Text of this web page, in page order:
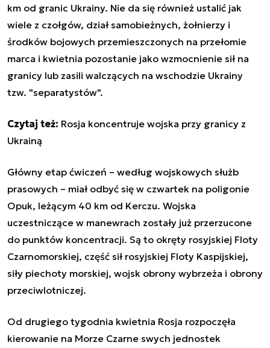
km od granic Ukrainy. Nie da się również ustalić jak
wiele z czołgów, dział samobieżnych, żołnierzy i
środków bojowych przemieszczonych na przełomie
marca i kwietnia pozostanie jako wzmocnienie sił na
granicy lub zasili walczących na wschodzie Ukrainy
tzw. "separatystów".
Czytaj też: Rosja koncentruje wojska przy granicy z
Ukrainą
Główny etap ćwiczeń – według wojskowych służb
prasowych – miał odbyć się w czwartek na poligonie
Opuk, leżącym 40 km od Kerczu. Wojska
uczestniczące w manewrach zostały już przerzucone
do punktów koncentracji. Są to okręty rosyjskiej Floty
Czarnomorskiej, część sił rosyjskiej Floty Kaspijskiej,
siły piechoty morskiej, wojsk obrony wybrzeża i obrony
przeciwlotniczej.
Od drugiego tygodnia kwietnia Rosja rozpoczęła
kierowanie na Morze Czarne swych jednostek